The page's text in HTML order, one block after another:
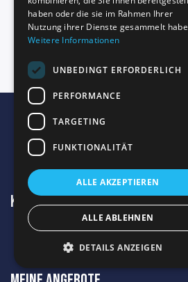
Kontakt
haben oder die sie im Rahmen Ihrer
Nutzung ihrer Dienste gesammelt
Weitere Informationen
UNBEDINGT ERFORDERLICH
PERFORMANCE
TARGETING
FUNKTIONALITÄT
ALLE AKZEPTIEREN
ALLE ABLEHNEN
DETAILS ANZEIGEN